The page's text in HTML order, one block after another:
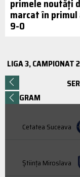
primele noutăți
marcat în
9-0
PROGRAM
Cetatea Suceava
Știința Miroslava